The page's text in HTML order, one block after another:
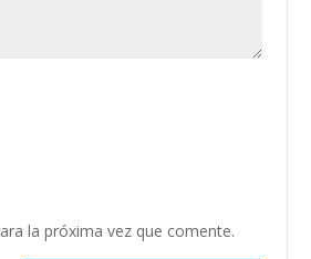
la próxima vez que comente.